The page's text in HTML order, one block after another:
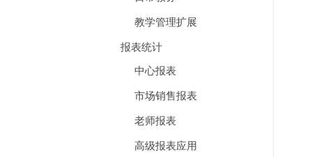
教学管理扩展
报表统计
中心报表
市场销售报表
老师报表
高级报表应用